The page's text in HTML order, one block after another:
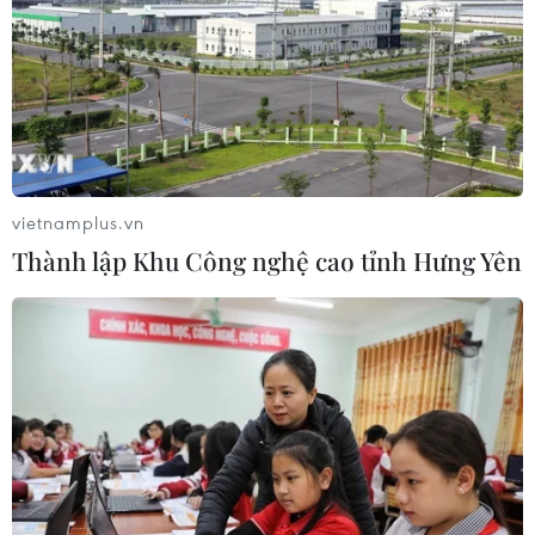
TIN CÙNG CHUYÊN MỤC
Cơ cấu lại vốn nhà nước tại doanh
nghiệp gắn với mục tiêu tăng trưởng
07/08/2026 13:16
Bộ Tài chính: Thống nhất bốn
vietnamplus.vn
Thành lập Khu Công nghệ cao tỉnh Hưng Yên